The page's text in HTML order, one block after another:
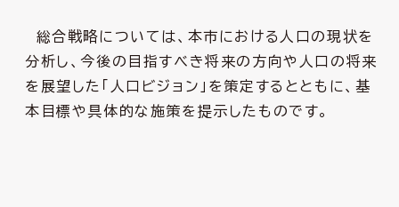
総合戦略については、本市における人口の現状を
分析し、今後の目指すべき将来の方向や人口の将来
を展望した「人口ビジョン」を策定するとともに、基
本目標や具体的な施策を提示したものです。